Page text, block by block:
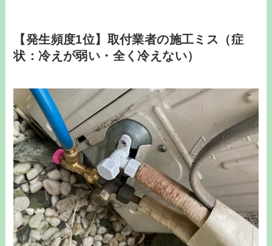
【発生頻度1位】取付業者の施工ミス（症
状：冷えが弱い・全く冷えない）